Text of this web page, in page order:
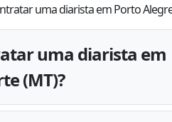
uma diarista em Porto
uma diarista em
(MT)?